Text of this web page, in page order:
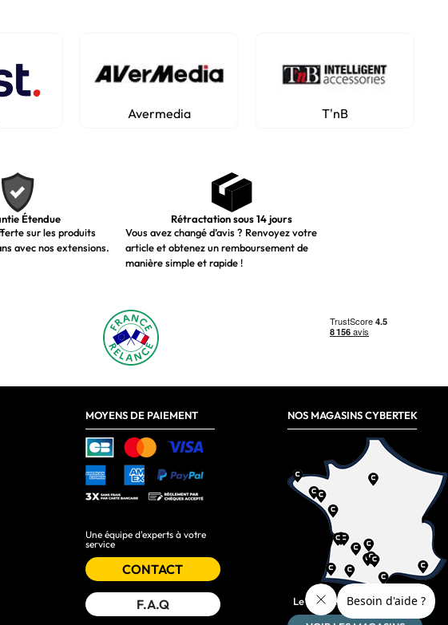
Avermedia T'nB
Étendue
sur les produits
avec nos extensions.
Rétractation sous 14 jours
Vous avez changé d’avis ? Renvoyez votre
article et obtenez un remboursement de
manière simple et rapide !
MOYENS DE PAIEMENT
Une équipe d'experts à votre
service
CONTACT
F.A.Q
NOS MAGASINS CYBERTEK
Le plus près de chez vous :